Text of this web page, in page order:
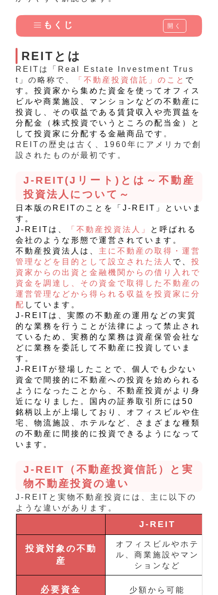
もくじ 開く
REITとは
REITは「Real Estate Investment Trus
t」の略称で、
「不動産投資信託」のこと で
す。 投資家から集めた資金を使ってオフィス
ビルや商業施設、マンションなどの不動産に
投資し、その収益である賃貸収入や売買益を
分配金（株式投資でいうところの配当金）と
して投資家に分配する金融商品 です 。
REITの歴史は古く、1960年にアメリカで創
設されたものが最初です。
J-REIT(Jリート)とは～不動産
投資法人について～
日本版のREITのことを「J-REIT」といいま
す。
J- REITは、 「不動産投資法人」
と呼ばれる
会社のような形態で運営されています。
不動産投資法人は、 主に不動産の取得・運営
管理などを目的として設立された法人 で、 投
資家からの出資と金融機関からの借り入れで
資金を調達し、その資金で取得した不動産の
運営管理などから得られる収益を投資家に分
配 しています。
J-REITは、実際の不動産の運用などの実質
的な業務を行うことが法律によって禁止され
ているため、実務的な業務は資産保管会社な
どに業務を委託して不動産に投資していま
す。
J-REITが登場したことで、個人でも少ない
資金で間接的に不動産への投資を始められる
ようになったことから、不動産投資がより身
近になりました。国内の証券取引所には50
銘柄以上が上場しており、オフィスビルや住
宅、物流施設、ホテルなど、さまざまな種類
の不動産に間接的に投資できるようになって
います。
J-REIT（不動産投資信託）と実
物不動産投資の違い
J-REITと実物不動産投資には、主に以下の
ような違いがあります。
J-REIT
投資対象の不動
産
オフィスビルやホテ
ル、商業施設やマン
ションなど
必要資金 少額から可能